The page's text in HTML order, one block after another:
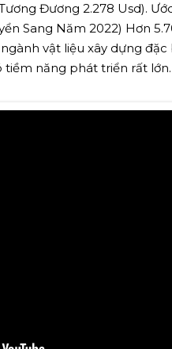
Đương 2.278 Usd).
Sang Năm 2022) Hơn
vật liệu xây dựng
tiềm năng phát triển rất lớn.